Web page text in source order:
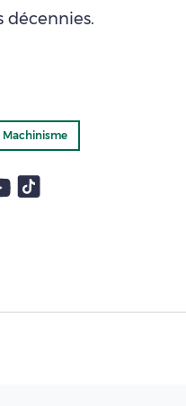
décennies.
Machinisme